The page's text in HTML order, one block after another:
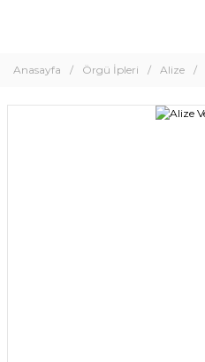
Anasayfa Örgü İpleri Alize